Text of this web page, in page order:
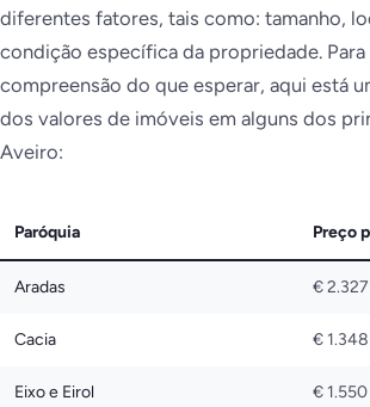
diferentes fatores, tais como: tamanho,
condição específica da propriedade. Para
compreensão do que esperar, aqui está
dos valores de imóveis em alguns dos
Aveiro:
Paróquia Preço
Aradas € 2.327
Cacia € 1.348
Eixo e Eirol € 1.550